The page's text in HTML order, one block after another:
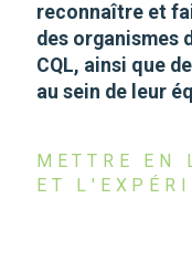
reconnaître et
des organismes
CQL, ainsi que
au sein de leur
METTRE EN
ET